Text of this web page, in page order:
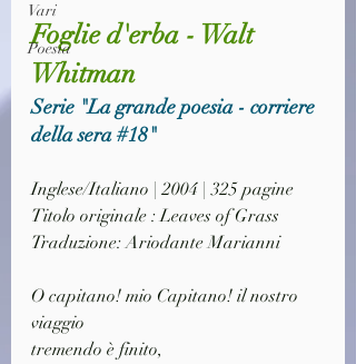
Vari
Poesia
Foglie d'erba - Walt
Whitman
Serie "La grande poesia - corriere
della sera #18"
Inglese/Italiano | 2004 | 325 pagine
Titolo originale : Leaves of Grass
Traduzione: Ariodante Marianni
O capitano! mio Capitano! il nostro
viaggio
tremendo è finito,